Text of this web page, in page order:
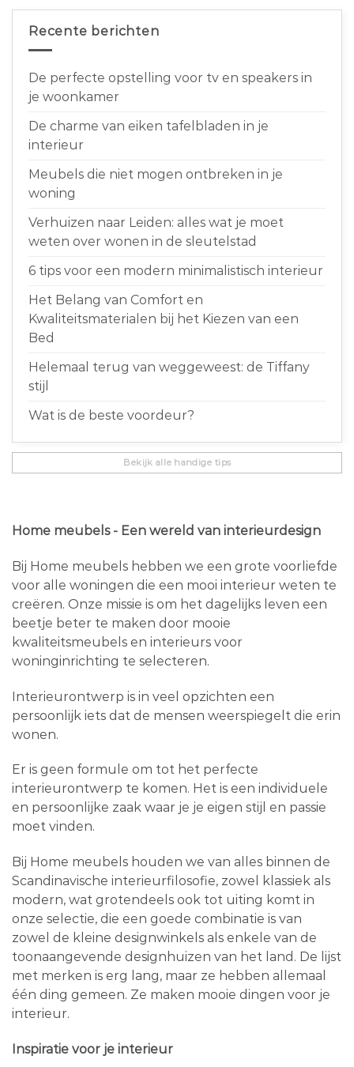
Recente berichten
De perfecte opstelling voor tv en speakers in
je woonkamer
De charme van eiken tafelbladen in je
interieur
Meubels die niet mogen ontbreken in je
woning
Verhuizen naar Leiden: alles wat je moet
weten over wonen in de sleutelstad
6 tips voor een modern minimalistisch interieur
Het Belang van Comfort en
Kwaliteitsmaterialen bij het Kiezen van een
Bed
Helemaal terug van weggeweest: de Tiffany
stijl
Wat is de beste voordeur?
Bekijk alle handige tips
Home meubels - Een wereld van interieurdesign
Bij Home meubels hebben we een grote voorliefde
voor alle woningen die een mooi interieur weten te
creëren. Onze missie is om het dagelijks leven een
beetje beter te maken door mooie
kwaliteitsmeubels en interieurs voor
woninginrichting te selecteren.
Interieurontwerp is in veel opzichten een
persoonlijk iets dat de mensen weerspiegelt die erin
wonen.
Er is geen formule om tot het perfecte
interieurontwerp te komen. Het is een individuele
en persoonlijke zaak waar je je eigen stijl en passie
moet vinden.
Bij Home meubels houden we van alles binnen de
Scandinavische interieurfilosofie, zowel klassiek als
modern, wat grotendeels ook tot uiting komt in
onze selectie, die een goede combinatie is van
zowel de kleine designwinkels als enkele van de
toonaangevende designhuizen van het land. De lijst
met merken is erg lang, maar ze hebben allemaal
één ding gemeen. Ze maken mooie dingen voor je
interieur.
Inspiratie voor je interieur